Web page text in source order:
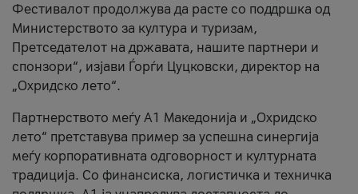
Фестивалот продолжува да расте со поддршка од
Министерството за култура и туризам,
Претседателот на државата, нашите партнери и
спонзори“, изјави Ѓорѓи Цуцковски, директор на
„Охридско лето“.
Партнерството меѓу A1 Македонија и „Охридско
лето“ претставува пример за успешна синергија
меѓу корпоративната одговорност и културната
традиција. Со финансиска, логистичка и техничка